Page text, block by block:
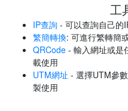
工
IP查詢 - 可以查詢自己的
繁簡轉換: 可進行繁轉簡
QRCode - 輸入網址或是
載使用
UTM網址 - 選擇UTM參
製使用